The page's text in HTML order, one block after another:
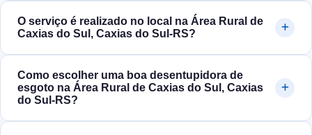
O serviço é realizado no local na Área Rural de
Caxias do Sul, Caxias do Sul‑RS?
Como escolher uma boa desentupidora de
esgoto na Área Rural de Caxias do Sul, Caxias
do Sul‑RS?